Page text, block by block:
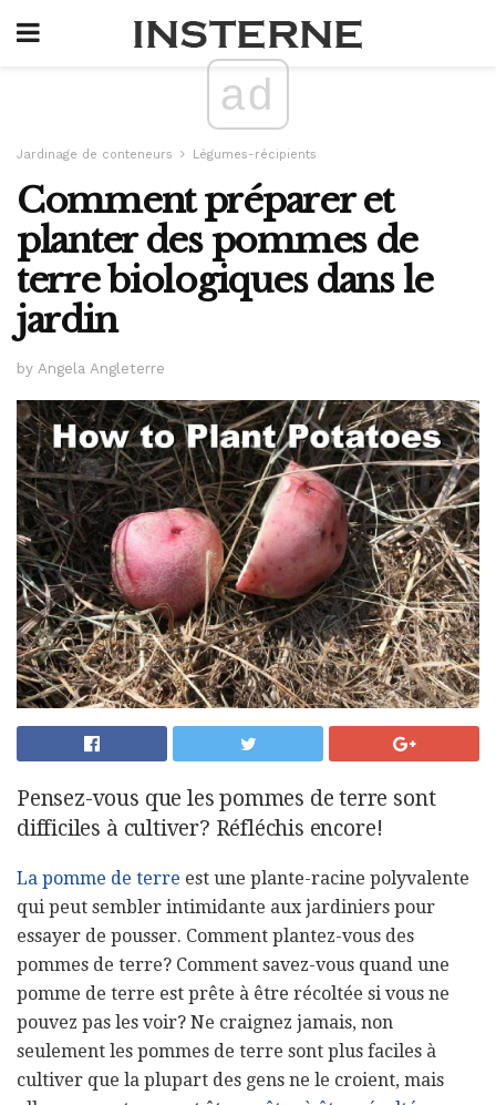
ad
Jardinage de conteneurs Légumes-récipients
Comment préparer et
planter des pommes de
terre biologiques dans le
jardin
by Angela Angleterre
Pensez-vous que les pommes de terre sont
difficiles à cultiver? Réfléchis encore!
La pomme de terre est une plante-racine polyvalente
qui peut sembler intimidante aux jardiniers pour
essayer de pousser. Comment plantez-vous des
pommes de terre? Comment savez-vous quand une
pomme de terre est prête à être récoltée si vous ne
pouvez pas les voir? Ne craignez jamais, non
seulement les pommes de terre sont plus faciles à
cultiver que la plupart des gens ne le croient, mais